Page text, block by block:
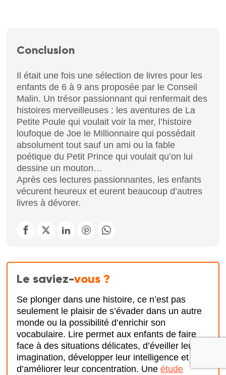
Conclusion
Il était une fois une sélection de livres pour les
enfants de 6 à 9 ans proposée par le Conseil
Malin. Un trésor passionnant qui renfermait des
histoires merveilleuses : les aventures de La
Petite Poule qui voulait voir la mer, l’histoire
loufoque de Joe le Millionnaire qui possédait
absolument tout sauf un ami ou la fable
poétique du Petit Prince qui voulait qu’on lui
dessine un mouton…
Après ces lectures passionnantes, les enfants
vécurent heureux et eurent beaucoup d’autres
livres à dévorer.
Le saviez-vous ?
Se plonger dans une histoire, ce n’est pas
seulement le plaisir de s’évader dans un autre
monde ou la possibilité d’enrichir son
vocabulaire. Lire permet aux enfants de faire
face à des situations délicates, d’éveiller leur
imagination, développer leur intelligence et
d’améliorer leur concentration. Uneétude